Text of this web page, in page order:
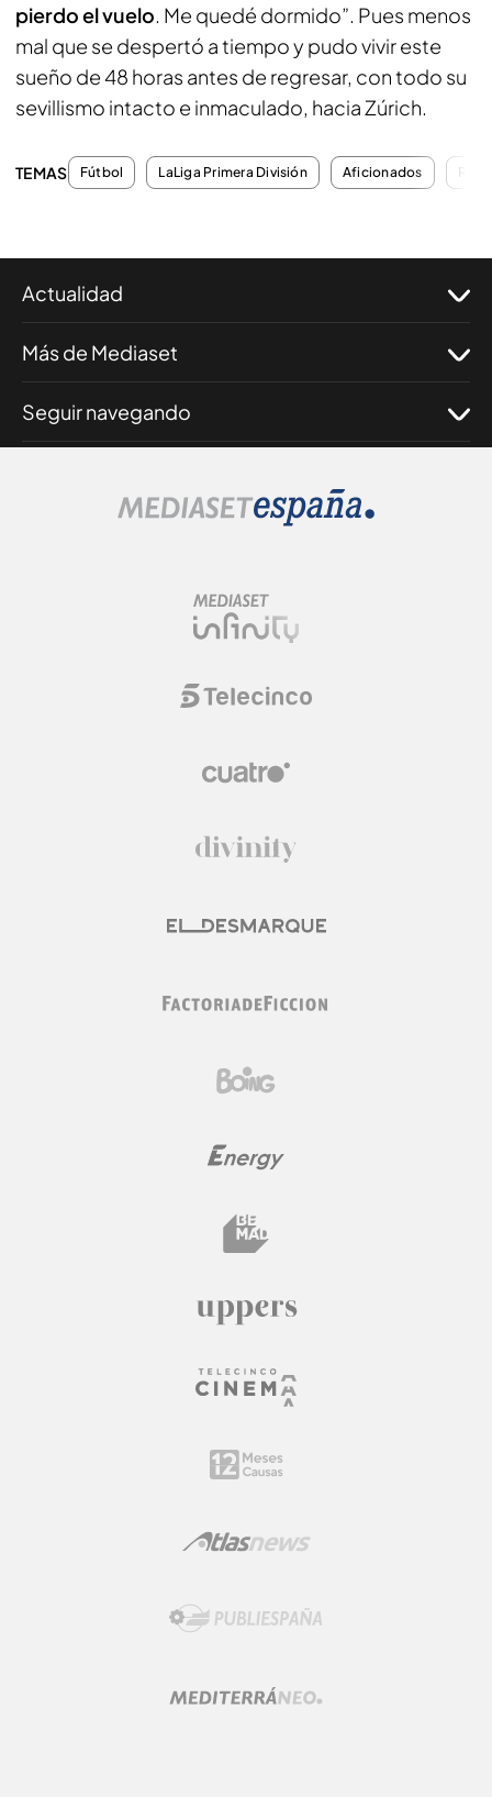
pierdo el vuelo. Me quedé dormido”. Pues menos
mal que se despertó a tiempo y pudo vivir este
sueño de 48 horas antes de regresar, con todo su
sevillismo intacto e inmaculado, hacia Zúrich.
TEMAS Fútbol LaLiga Primera División Aficionados
Actualidad
Más de Mediaset
Seguir navegando